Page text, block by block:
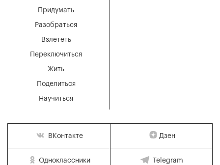
Придумать
Разобраться
Взлететь
Переключиться
Жить
Поделиться
Научиться
ВКонтакте Дзен
Одноклассники Telegram